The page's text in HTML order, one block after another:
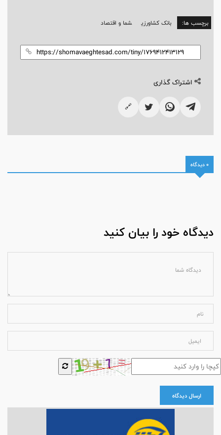
برچسب ها: بانک کشاورزی شما و اقتصاد
اشتراک گذاری
🔗
0 دیدگاه
دیدگاه خود را بیان کنید
ارسال دیدگاه